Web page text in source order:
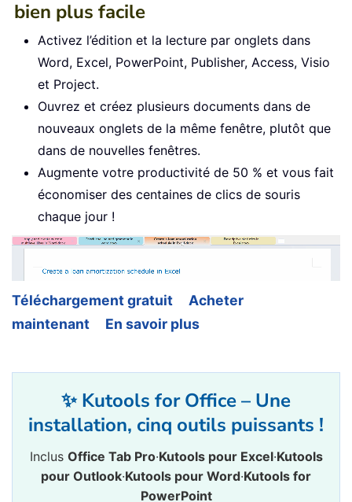
bien plus facile
Activez l’édition et la lecture par onglets dans
Word, Excel, PowerPoint, Publisher, Access, Visio
et Project.
Ouvrez et créez plusieurs documents dans de
nouveaux onglets de la même fenêtre, plutôt que
dans de nouvelles fenêtres.
Augmente votre productivité de 50 % et vous fait
économiser des centaines de clics de souris
chaque jour !
Téléchargement gratuit
Acheter
maintenant
En savoir plus
✨ Kutools for Office – Une
installation, cinq outils puissants !
Inclus Office Tab Pro·Kutools pour Excel·Kutools
pour Outlook·Kutools pour Word·Kutools for
PowerPoint